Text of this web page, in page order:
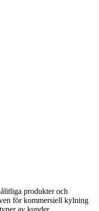
produkter och
för kommersiell kylning
av kunder.